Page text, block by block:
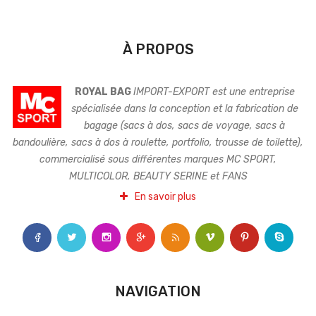
À PROPOS
ROYAL BAGIMPORT-EXPORT est une entreprise
spécialisée dans la conception et la fabrication de
bagage (sacs à dos, sacs de voyage, sacs à
bandoulière, sacs à dos à roulette, portfolio, trousse de toilette),
commercialisé sous différentes marques MC SPORT,
MULTICOLOR, BEAUTY SERINE et FANS
En savoir plus
NAVIGATION